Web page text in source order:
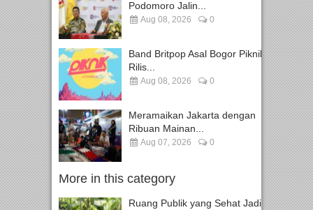
Podomoro Jalin...
Aug 08, 2026 0
Band Britpop Asal Bogor Piknik
Rilis...
Aug 08, 2026 0
Meramaikan Jakarta dengan
Ribuan Mainan...
Aug 07, 2026 0
More in this category
Ruang Publik yang Sehat Jadi